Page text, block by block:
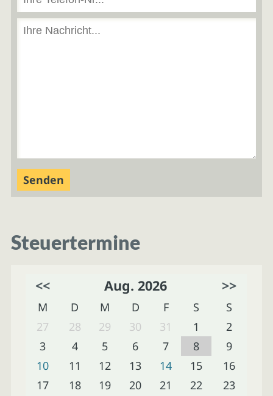
Steuertermine
<< Aug. 2026 >>
M D M D F S
S
27
28 29 30 31 1
2
3
4 5 6 7 8
9
10
11 12 13 14 15
16
17
18 19 20 21 22
23